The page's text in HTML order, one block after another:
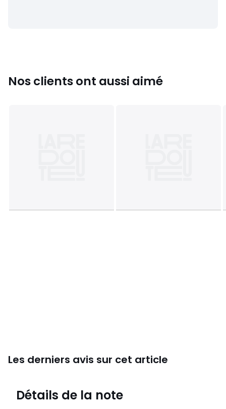
Nos clients ont aussi aimé
Les derniers avis sur cet article
3
Détails de la note